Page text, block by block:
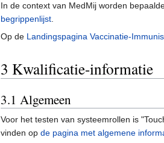
In de context van MedMij worden
begrippenlijst.
Op de Landingspagina Vaccinatie-
3 Kwalificatie-informatie
3.1 Algemeen
Voor het testen van systeemrollen is
vinden op de pagina met algemene